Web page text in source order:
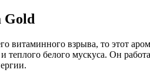
витаминного взрыва, то этот
теплого белого мускуса. Он